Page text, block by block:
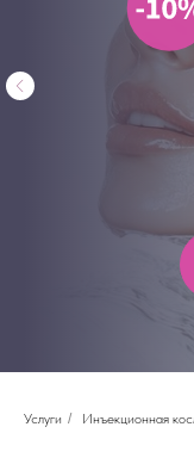
Услуги / Инъекционная